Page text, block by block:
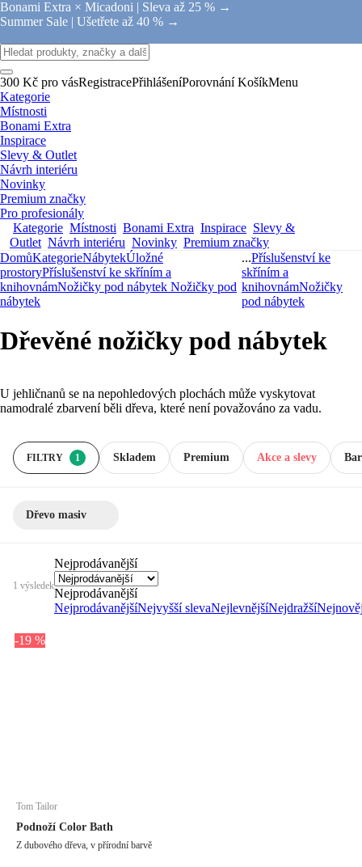
Bonami Extra × Micadoni | Sleva až 25 % →
Summer Sale | Ušetřete až 40 % →
300 Kč pro vásRegistracePřihlášeníPorovnání KošíkMenu
Kategorie
Místnosti
Bonami Extra
Inspirace
Slevy & Outlet
Návrh interiéru
Novinky
Premium značky
Pro profesionály
Kategorie Místnosti Bonami Extra Inspirace Slevy &
Outlet Návrh interiéru Novinky Premium značky
DomůKategorieNábytekÚložné
prostoryPříslušenství ke skříním a
knihovnámNožičky pod nábytek Nožičky pod
nábytek
...Příslušenství ke
skříním a
knihovnámNožičky
pod nábytek
Dřevěné nožičky pod nábytek
U jehličnanů se na nepohledových plochách může vyskytovat
namodralé zbarvení běli dřeva, které není považováno za vadu.
FILTRY 1 Skladem Akce a slevy
Premium
Dřevo masiv
1 výsledek
Nejprodávanější
Nejprodávanější
NejprodávanějšíNejvyšší slevaNejlevnějšíNejdražší
-19 %
Tom Tailor
Podnoží Color Bath
Z dubového dřeva, v přírodní barvě